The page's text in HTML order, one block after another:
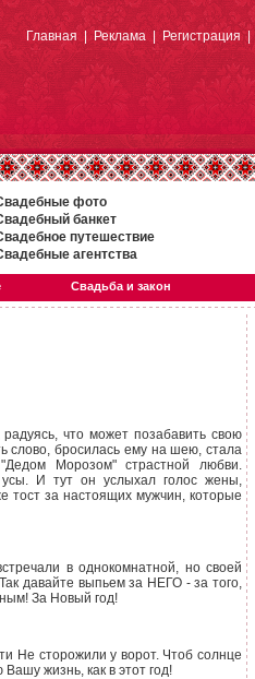
Главная|Реклама|Регистрация|
фото
банкет
путешествие
агентства
Свадьба и закон
что может позабавить свою
слово, бросилась ему на шею, стала
Морозом" страстной любви.
усы. И тут он услыхал голос жены,
тост за настоящих мужчин, которые
в однокомнатной, но своей
давайте выпьем за НЕГО - за того,
За Новый год!
Не сторожили у ворот. Чтоб солнце
жизнь, как в этот год!